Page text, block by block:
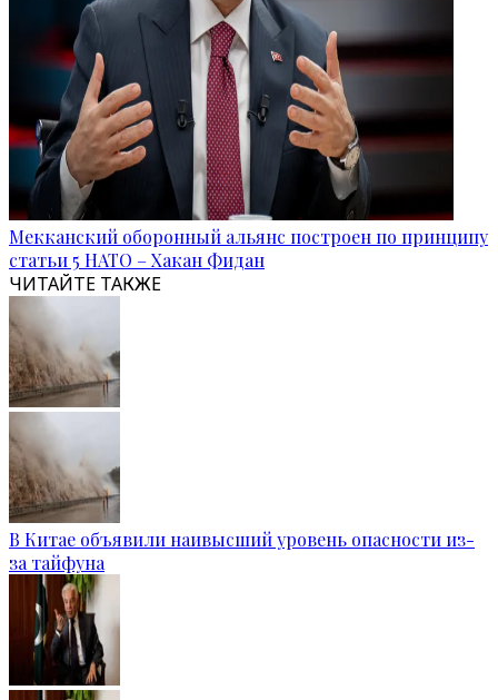
Мекканский оборонный альянс построен по принципу
статьи 5 НАТО – Хакан Фидан
ЧИТАЙТЕ ТАКЖЕ
В Китае объявили наивысший уровень опасности из-
за тайфуна